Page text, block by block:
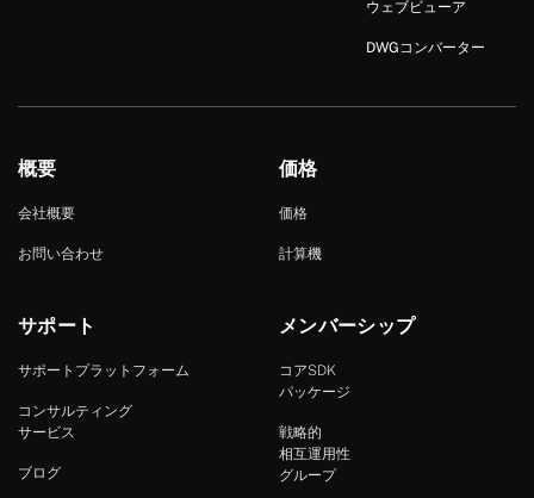
ウェブビューア
DWGコンバーター
概要
会社概要
お問い合わせ
価格
価格
計算機
サポート
サポートプラットフォーム
コンサルティング
サービス
ブログ
メンバーシップ
コアSDK
パッケージ
戦略的
相互運用性
グループ